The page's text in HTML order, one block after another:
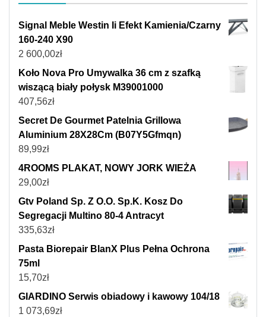
Signal Meble Westin Ii Efekt Kamienia/Czarny
160-240 X90
2 600,00zł
Koło Nova Pro Umywalka 36 cm z szafką
wiszącą biały połysk M39001000
407,56zł
Secret De Gourmet Patelnia Grillowa
Aluminium 28X28Cm (B07Y5Gfmqn)
89,99zł
4ROOMS PLAKAT, NOWY JORK WIEŻA
29,00zł
Gtv Poland Sp. Z O.O. Sp.K. Kosz Do
Segregacji Multino 80-4 Antracyt
335,63zł
Pasta Biorepair BlanX Plus Pełna Ochrona
75ml
15,70zł
GIARDINO Serwis obiadowy i kawowy 104/18
1 073,69zł